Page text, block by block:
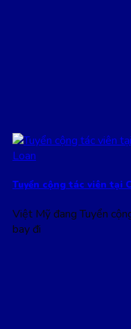
Tuyển cộng tác viên tại
Việt Mỹ đang Tuyển
bay đi